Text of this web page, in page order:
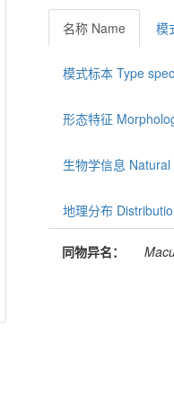
名称 Name 模
模式标本 Type
形态特征
生物学信息
地理分布
同物异名：